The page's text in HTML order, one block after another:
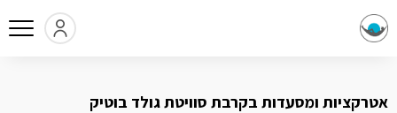
אטרקציות ומסעדות בקרבת סוויטת גולד בוטיק